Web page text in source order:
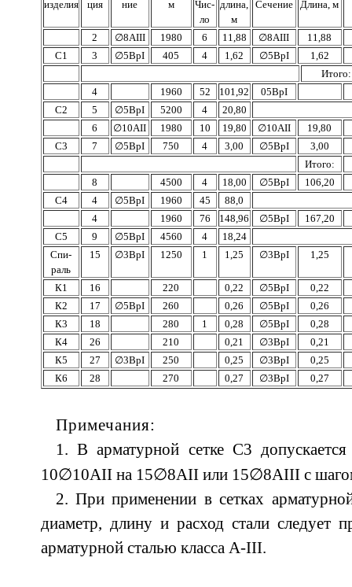
изделия ция ние м
Чис­
ло
длина,
м
Сечение Длина, м
2 ∅8АIII 1980 6 11,88 ∅8АIII
11,88
С1
3 ∅5ВрI 405 4 1,62 ∅5ВрI
1,62
Итого:
4
1960 52 101,92
05ВрI
С2
5 ∅5ВрI 5200 4
20,80
6
∅10АII 1980 10 19,80 ∅10АII
19,80
С3
7 ∅5ВрI 750 4 3,00 ∅5ВрI
3,00
Итого:
8
4500 4 18,00 ∅5ВрI
106,20
C4
4 ∅5ВрI 1960 45
88,0
4
1960 76 148,96 ∅5ВрI
167,20
C5
9 ∅5ВрI 4560 4
18,24
Спи­
раль
15 ∅3ВрI 1250 1 1,25 ∅3ВрI 1,25
К1 16 220 0,22 ∅5ВрI
0,22
К2
17 ∅5ВрI 260 0,26 ∅5ВрI
0,26
К3
18 280 1 0,28 ∅5ВрI
0,28
К4
26 210 0,21 ∅3ВрI
0,21
К5
27 ∅3ВрI 250 0,25 ∅3ВрI
0,25
К6
28 270 0,27 ∅3ВрI 0,27
Примечания:
1. В арматурной сетке С3
10∅10АII на 15∅8АII или 15∅8АIII с
2. При применении в сетках
диаметр, длину и расход стали следует
арматурной сталью класса А-III.